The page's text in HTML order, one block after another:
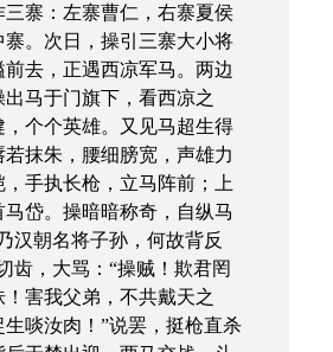
三寨：左寨曹仁，右寨夏侯
寨。次日，操引三寨大小将
去，正遇西凉军马。两边
马于门旗下，看西凉之
，个个英雄。又见马超生得
抹朱，腰细膀宽，声雄力
手执长枪，立马阵前；上
岱。操暗暗称奇，自纵马
汉朝名将子孙，何故背反
齿，大骂：“操贼！欺君罔
！害我父弟，不共戴天之
啖汝肉！”说罢，挺枪直杀